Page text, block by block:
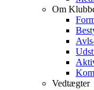
Om
Vedtægter